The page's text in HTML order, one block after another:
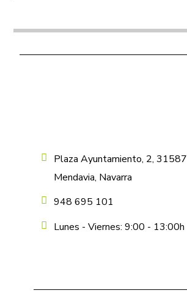
Plaza Ayuntamiento, 2, 31587
Mendavia, Navarra
948 695 101
Lunes - Viernes: 9:00 - 13:00h